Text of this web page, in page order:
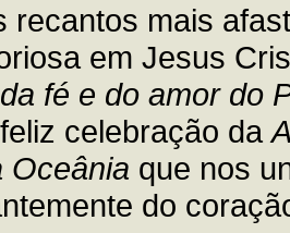
recantos mais
em Jesus
da fé e do amor do
celebração da
Oceânia que nos
do